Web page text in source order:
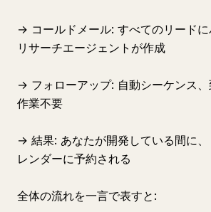
→ コールドメール: すべてのリードに
リサーチエージェントが作成
→ フォローアップ: 自動シーケンス
作業不要
→ 結果: あなたが開発している間に
レンダーに予約される
全体の流れを一言で表すと: